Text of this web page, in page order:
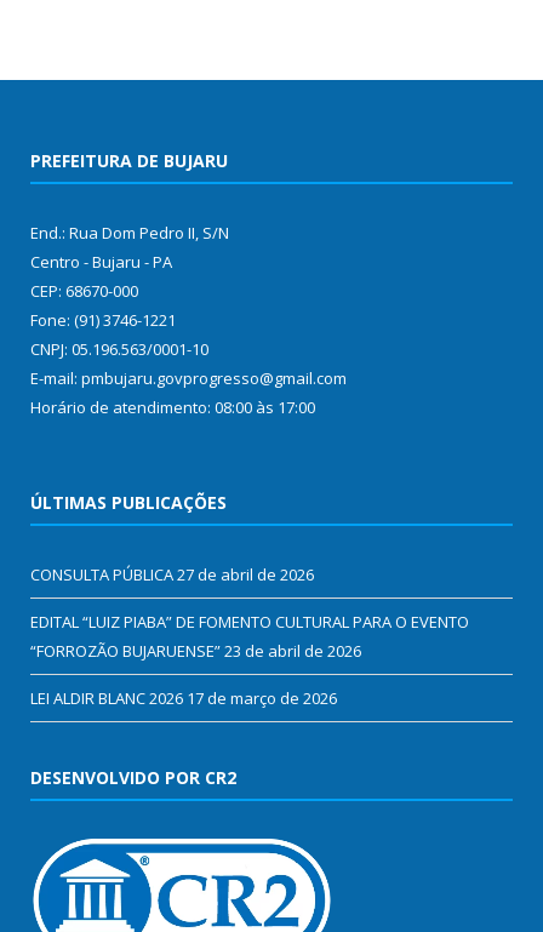
PREFEITURA DE BUJARU
End.: Rua Dom Pedro II, S/N
Centro - Bujaru - PA
CEP: 68670-000
Fone: (91) 3746-1221
CNPJ: 05.196.563/0001-10
E-mail: pmbujaru.govprogresso@gmail.com
Horário de atendimento: 08:00 às 17:00
ÚLTIMAS PUBLICAÇÕES
CONSULTA PÚBLICA27 de abril de 2026
EDITAL “LUIZ PIABA” DE FOMENTO CULTURAL PARA O EVENTO
“FORROZÃO BUJARUENSE”23 de abril de 2026
LEI ALDIR BLANC 2026 17 de março de 2026
DESENVOLVIDO POR CR2